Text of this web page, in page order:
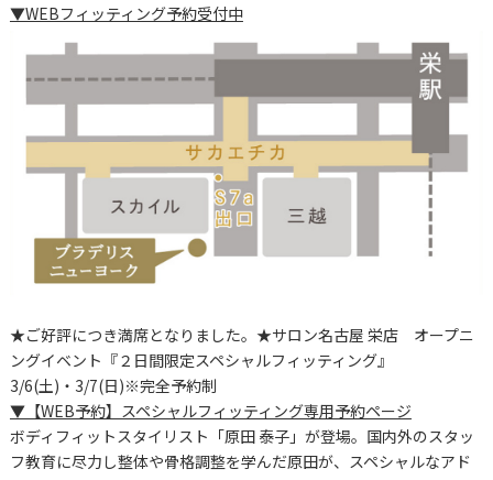
▼WEBフィッティング予約受付中
★ご好評につき満席となりました。★サロン名古屋 栄店 オープニ
ングイベント『２日間限定スペシャルフィッティング』
3/6(土)・3/7(日)※完全予約制
▼【WEB予約】スペシャルフィッティング専用予約ページ
ボディフィットスタイリスト「原田 泰子」が登場。国内外のスタッ
フ教育に尽力し整体や骨格調整を学んだ原田が、スペシャルなアド